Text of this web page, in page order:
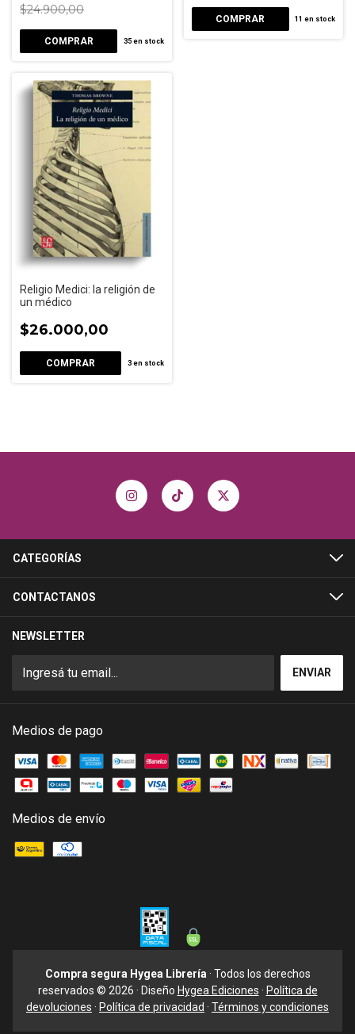
$24.900,00
35en stock
11 en stock
Religio Medici: la religión de
un médico
$26.000,00
3en stock
CATEGORÍAS
CONTACTANOS
NEWSLETTER
Medios de pago
Medios de envío
Compra segura Hygea Librería· Todos los derechos
reservados © 2026 · Diseño Hygea Ediciones · Política de
devoluciones · Política de privacidad · Términos y condiciones